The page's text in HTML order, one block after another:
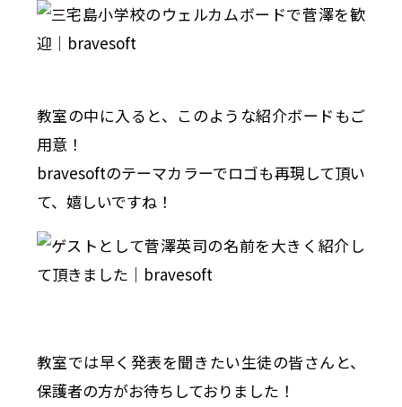
教室の中に入ると、このような紹介ボードもご
用意！
bravesoftのテーマカラーでロゴも再現して頂い
て、嬉しいですね！
教室では早く発表を聞きたい生徒の皆さんと、
保護者の方がお待ちしておりました！